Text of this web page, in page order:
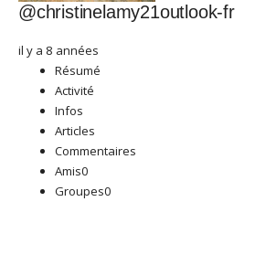
@christinelamy21outlook-fr
il y a 8 années
Résumé
Activité
Infos
Articles
Commentaires
Amis0
Groupes0